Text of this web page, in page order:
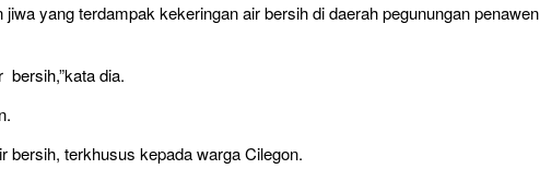
yang terdampak kekeringan air bersih di daerah pegunungan
bersih,”kata dia.
bersih, terkhusus kepada warga Cilegon.